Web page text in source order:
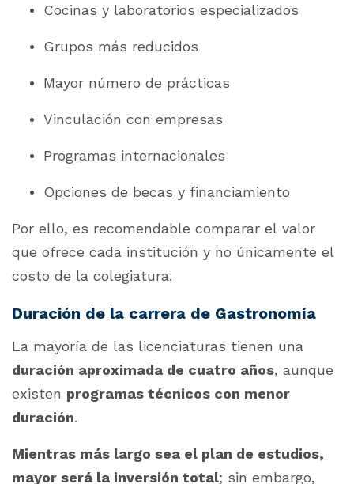
Cocinas y laboratorios especializados
Grupos más reducidos
Mayor número de prácticas
Vinculación con empresas
Programas internacionales
Opciones de becas y financiamiento
Por ello, es recomendable comparar el valor
que ofrece cada institución y no únicamente el
costo de la colegiatura.
Duración de la carrera de Gastronomía
La mayoría de las licenciaturas tienen una
duración aproximada de cuatro años, aunque
existen programas técnicos con menor
duración.
Mientras más largo sea el plan de estudios,
mayor será la inversión total; sin embargo,